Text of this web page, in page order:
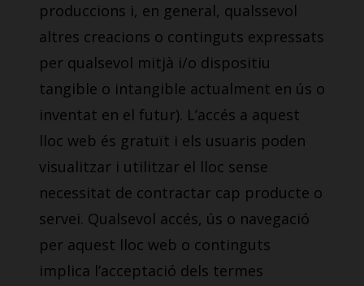
produccions i, en general, qualssevol
altres creacions o continguts expressats
per qualsevol mitjà i/o dispositiu
tangible o intangible actualment en ús o
inventat en el futur). L’accés a aquest
lloc web és gratuït i els usuaris poden
visualitzar i utilitzar el lloc sense
necessitat de contractar cap producte o
servei. Qualsevol accés, ús o navegació
per aquest lloc web o continguts
implica l’acceptació dels termes